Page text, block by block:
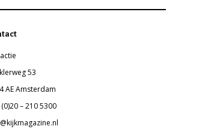
53
AE Amsterdam
– 210 5300